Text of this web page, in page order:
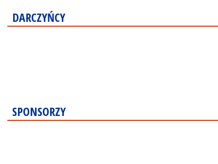
DARCZYŃCY
SPONSORZY